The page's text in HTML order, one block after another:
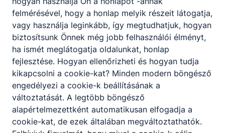
Partnereink
felmérésével, hogy a honlap melyik részeit látogatja,
vagy használja leginkább, így megtudhatjuk, hogyan
biztosítsunk Önnek még jobb felhasználói élményt,
ha ismét meglátogatja oldalunkat, honlap
fejlesztése. Hogyan ellenőrizheti és hogyan tudja
kikapcsolni a cookie-kat? Minden modern böngésző
engedélyezi a cookie-k beállításának a
változtatását. A legtöbb böngésző
alapértelmezettként automatikusan elfogadja a
cookie-kat, de ezek általában megváltoztathatók.